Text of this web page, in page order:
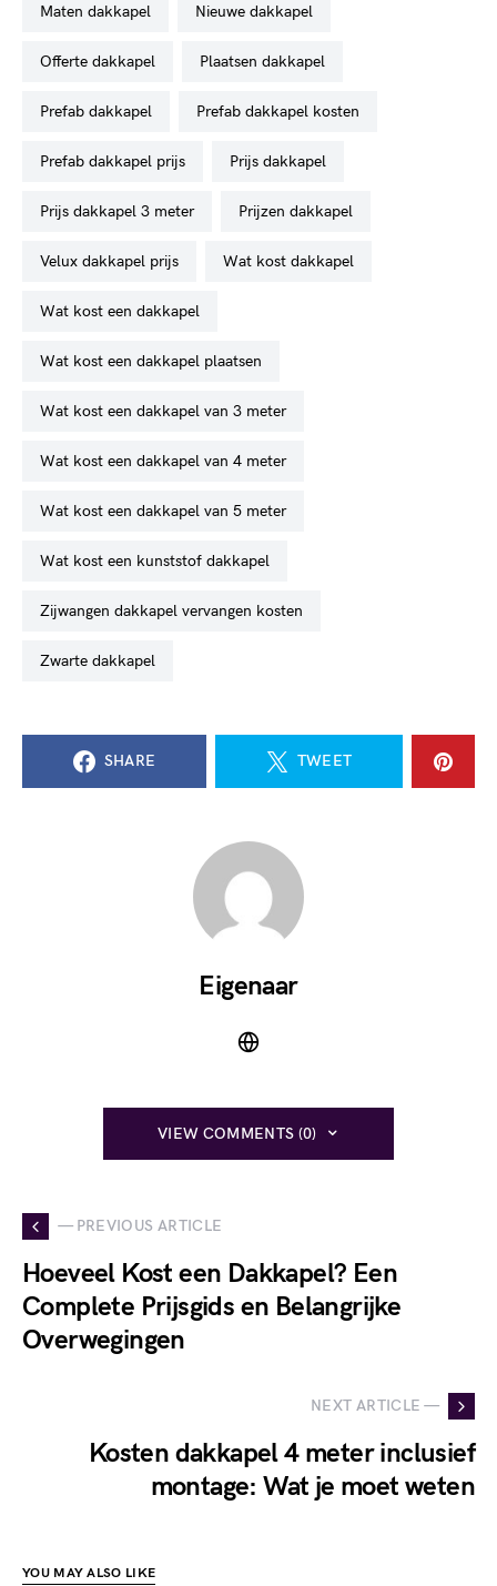
maten dakkapel nieuwe dakkapel
offerte dakkapel plaatsen dakkapel
prefab dakkapel prefab dakkapel kosten
prefab dakkapel prijs prijs dakkapel
prijs dakkapel 3 meter prijzen dakkapel
velux dakkapel prijs wat kost dakkapel
wat kost een dakkapel
wat kost een dakkapel plaatsen
wat kost een dakkapel van 3 meter
wat kost een dakkapel van 4 meter
wat kost een dakkapel van 5 meter
wat kost een kunststof dakkapel
zijwangen dakkapel vervangen kosten
zwarte dakkapel
SHARE TWEET
Eigenaar
VIEW COMMENTS (0)
— PREVIOUS ARTICLE
Hoeveel Kost een Dakkapel? Een
Complete Prijsgids en Belangrijke
Overwegingen
NEXT ARTICLE —
Kosten dakkapel 4 meter inclusief
montage: Wat je moet weten
YOU MAY ALSO LIKE